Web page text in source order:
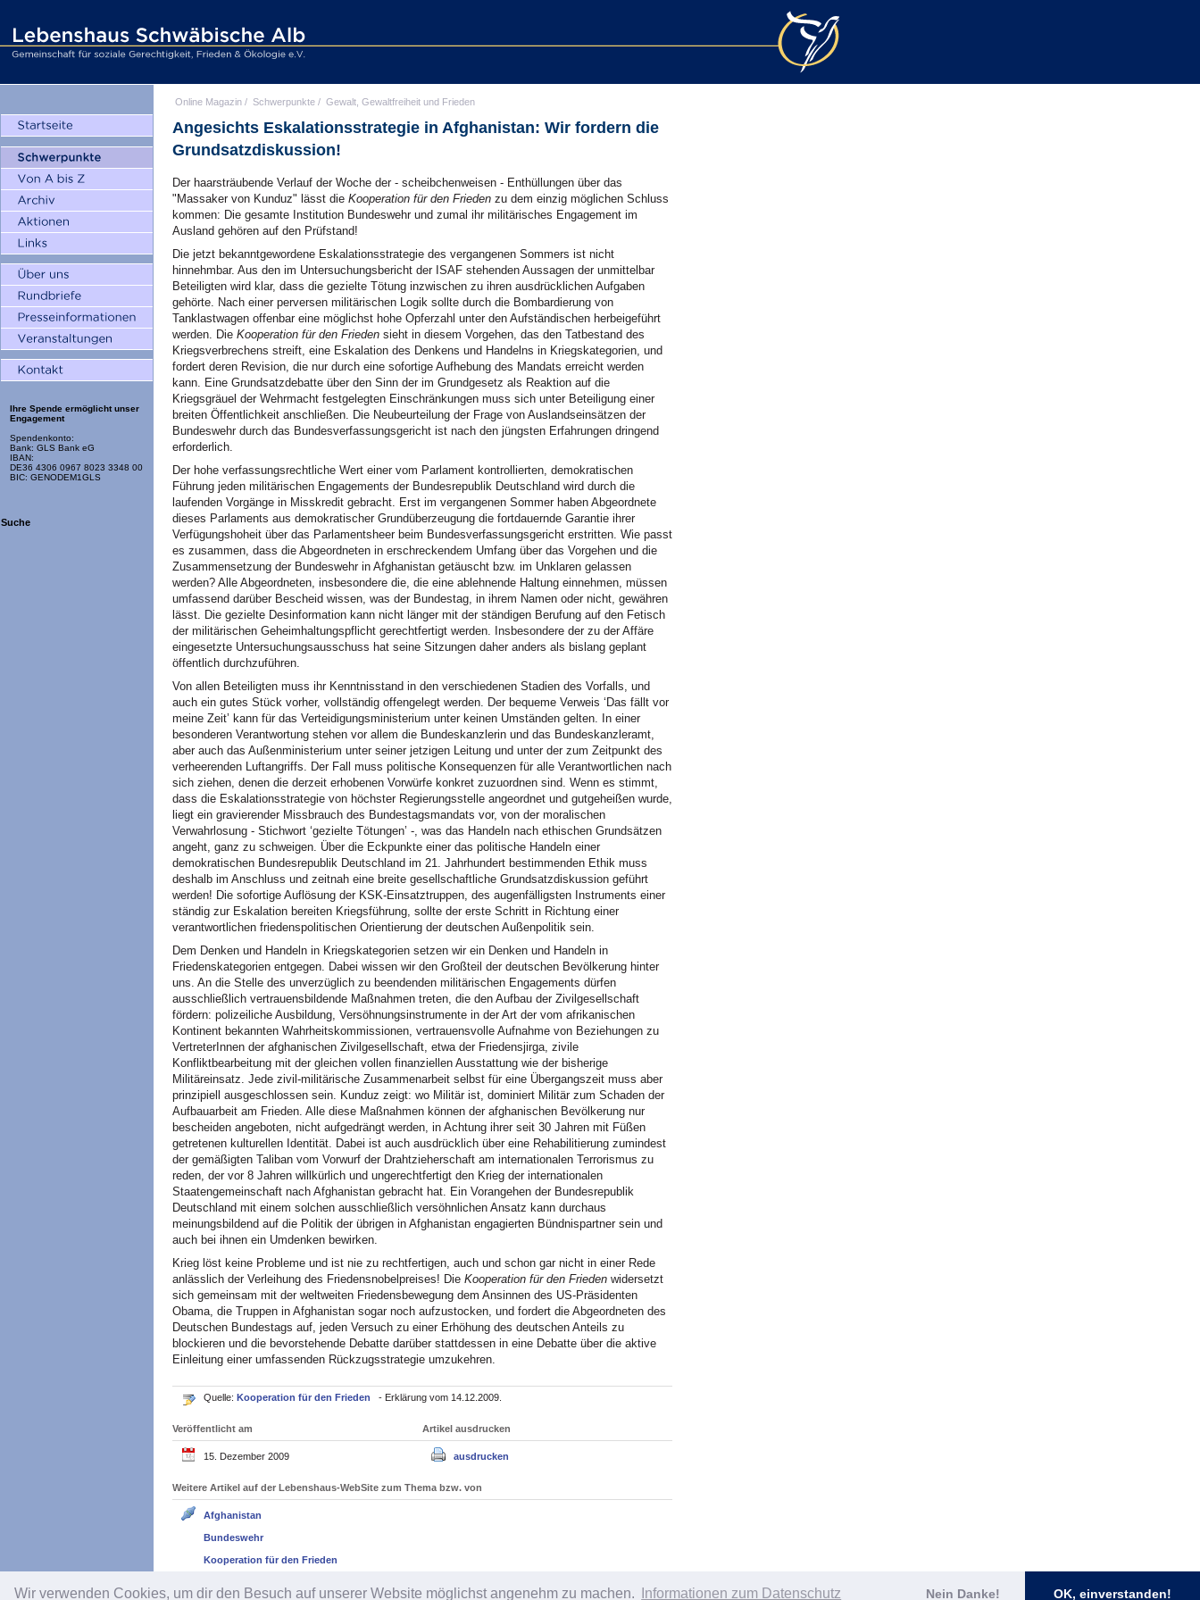
Wir verwenden Cookies, um dir den Besuch auf unserer Website möglichst angenehm zu machen. Informationen zum Datenschutz Nein Danke! OK, einverstanden!
Ihre Spende ermöglicht unser
Engagement
Spendenkonto:
Bank: GLS Bank eG
IBAN:
DE36 4306 0967 8023 3348 00
BIC: GENODEM1GLS
Suche
Online Magazin / Schwerpunkte / Gewalt, Gewaltfreiheit und Frieden
Angesichts Eskalationsstrategie in Afghanistan: Wir fordern die
Grundsatzdiskussion!
Der haarsträubende Verlauf der Woche der - scheibchenweisen - Enthüllungen über das
"Massaker von Kunduz" lässt die Kooperation für den Frieden zu dem einzig möglichen Schluss
kommen: Die gesamte Institution Bundeswehr und zumal ihr militärisches Engagement im
Ausland gehören auf den Prüfstand!
Die jetzt bekanntgewordene Eskalationsstrategie des vergangenen Sommers ist nicht
hinnehmbar. Aus den im Untersuchungsbericht der ISAF stehenden Aussagen der unmittelbar
Beteiligten wird klar, dass die gezielte Tötung inzwischen zu ihren ausdrücklichen Aufgaben
gehörte. Nach einer perversen militärischen Logik sollte durch die Bombardierung von
Tanklastwagen offenbar eine möglichst hohe Opferzahl unter den Aufständischen herbeigeführt
werden. Die Kooperation für den Frieden sieht in diesem Vorgehen, das den Tatbestand des
Kriegsverbrechens streift, eine Eskalation des Denkens und Handelns in Kriegskategorien, und
fordert deren Revision, die nur durch eine sofortige Aufhebung des Mandats erreicht werden
kann. Eine Grundsatzdebatte über den Sinn der im Grundgesetz als Reaktion auf die
Kriegsgräuel der Wehrmacht festgelegten Einschränkungen muss sich unter Beteiligung einer
breiten Öffentlichkeit anschließen. Die Neubeurteilung der Frage von Auslandseinsätzen der
Bundeswehr durch das Bundesverfassungsgericht ist nach den jüngsten Erfahrungen dringend
erforderlich.
Der hohe verfassungsrechtliche Wert einer vom Parlament kontrollierten, demokratischen
Führung jeden militärischen Engagements der Bundesrepublik Deutschland wird durch die
laufenden Vorgänge in Misskredit gebracht. Erst im vergangenen Sommer haben Abgeordnete
dieses Parlaments aus demokratischer Grundüberzeugung die fortdauernde Garantie ihrer
Verfügungshoheit über das Parlamentsheer beim Bundesverfassungsgericht erstritten. Wie passt
es zusammen, dass die Abgeordneten in erschreckendem Umfang über das Vorgehen und die
Zusammensetzung der Bundeswehr in Afghanistan getäuscht bzw. im Unklaren gelassen
werden? Alle Abgeordneten, insbesondere die, die eine ablehnende Haltung einnehmen, müssen
umfassend darüber Bescheid wissen, was der Bundestag, in ihrem Namen oder nicht, gewähren
lässt. Die gezielte Desinformation kann nicht länger mit der ständigen Berufung auf den Fetisch
der militärischen Geheimhaltungspflicht gerechtfertigt werden. Insbesondere der zu der Affäre
eingesetzte Untersuchungsausschuss hat seine Sitzungen daher anders als bislang geplant
öffentlich durchzuführen.
Von allen Beteiligten muss ihr Kenntnisstand in den verschiedenen Stadien des Vorfalls, und
auch ein gutes Stück vorher, vollständig offengelegt werden. Der bequeme Verweis ‘Das fällt vor
meine Zeit’ kann für das Verteidigungsministerium unter keinen Umständen gelten. In einer
besonderen Verantwortung stehen vor allem die Bundeskanzlerin und das Bundeskanzleramt,
aber auch das Außenministerium unter seiner jetzigen Leitung und unter der zum Zeitpunkt des
verheerenden Luftangriffs. Der Fall muss politische Konsequenzen für alle Verantwortlichen nach
sich ziehen, denen die derzeit erhobenen Vorwürfe konkret zuzuordnen sind. Wenn es stimmt,
dass die Eskalationsstrategie von höchster Regierungsstelle angeordnet und gutgeheißen wurde,
liegt ein gravierender Missbrauch des Bundestagsmandats vor, von der moralischen
Verwahrlosung - Stichwort ‘gezielte Tötungen’ -, was das Handeln nach ethischen Grundsätzen
angeht, ganz zu schweigen. Über die Eckpunkte einer das politische Handeln einer
demokratischen Bundesrepublik Deutschland im 21. Jahrhundert bestimmenden Ethik muss
deshalb im Anschluss und zeitnah eine breite gesellschaftliche Grundsatzdiskussion geführt
werden! Die sofortige Auflösung der KSK-Einsatztruppen, des augenfälligsten Instruments einer
ständig zur Eskalation bereiten Kriegsführung, sollte der erste Schritt in Richtung einer
verantwortlichen friedenspolitischen Orientierung der deutschen Außenpolitik sein.
Dem Denken und Handeln in Kriegskategorien setzen wir ein Denken und Handeln in
Friedenskategorien entgegen. Dabei wissen wir den Großteil der deutschen Bevölkerung hinter
uns. An die Stelle des unverzüglich zu beendenden militärischen Engagements dürfen
ausschließlich vertrauensbildende Maßnahmen treten, die den Aufbau der Zivilgesellschaft
fördern: polizeiliche Ausbildung, Versöhnungsinstrumente in der Art der vom afrikanischen
Kontinent bekannten Wahrheitskommissionen, vertrauensvolle Aufnahme von Beziehungen zu
VertreterInnen der afghanischen Zivilgesellschaft, etwa der Friedensjirga, zivile
Konfliktbearbeitung mit der gleichen vollen finanziellen Ausstattung wie der bisherige
Militäreinsatz. Jede zivil-militärische Zusammenarbeit selbst für eine Übergangszeit muss aber
prinzipiell ausgeschlossen sein. Kunduz zeigt: wo Militär ist, dominiert Militär zum Schaden der
Aufbauarbeit am Frieden. Alle diese Maßnahmen können der afghanischen Bevölkerung nur
bescheiden angeboten, nicht aufgedrängt werden, in Achtung ihrer seit 30 Jahren mit Füßen
getretenen kulturellen Identität. Dabei ist auch ausdrücklich über eine Rehabilitierung zumindest
der gemäßigten Taliban vom Vorwurf der Drahtzieherschaft am internationalen Terrorismus zu
reden, der vor 8 Jahren willkürlich und ungerechtfertigt den Krieg der internationalen
Staatengemeinschaft nach Afghanistan gebracht hat. Ein Vorangehen der Bundesrepublik
Deutschland mit einem solchen ausschließlich versöhnlichen Ansatz kann durchaus
meinungsbildend auf die Politik der übrigen in Afghanistan engagierten Bündnispartner sein und
auch bei ihnen ein Umdenken bewirken.
Krieg löst keine Probleme und ist nie zu rechtfertigen, auch und schon gar nicht in einer Rede
anlässlich der Verleihung des Friedensnobelpreises! Die Kooperation für den Frieden widersetzt
sich gemeinsam mit der weltweiten Friedensbewegung dem Ansinnen des US-Präsidenten
Obama, die Truppen in Afghanistan sogar noch aufzustocken, und fordert die Abgeordneten des
Deutschen Bundestags auf, jeden Versuch zu einer Erhöhung des deutschen Anteils zu
blockieren und die bevorstehende Debatte darüber stattdessen in eine Debatte über die aktive
Einleitung einer umfassenden Rückzugsstrategie umzukehren.
Quelle: Kooperation für den Frieden - Erklärung vom 14.12.2009.
Veröffentlicht am
15. Dezember 2009
Artikel ausdrucken
ausdrucken
Weitere Artikel auf der Lebenshaus-WebSite zum Thema bzw. von
Afghanistan
Bundeswehr
Kooperation für den Frieden